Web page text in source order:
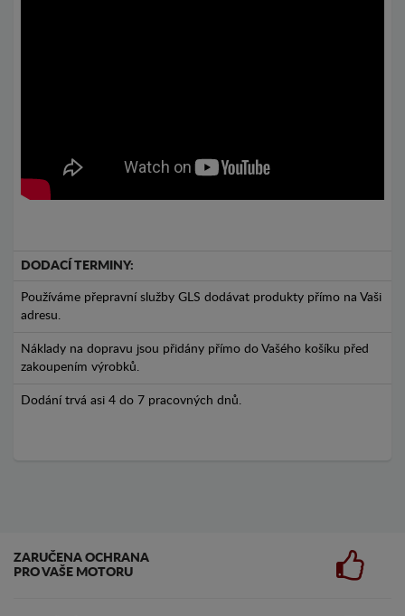
DODACÍ TERMINY:
Používáme přepravní služby GLS dodávat produkty přímo na Vaši
adresu.
Náklady na dopravu jsou přidány přímo do Vašého košíku před
zakoupením výrobků.
Dodání trvá asi 4 do 7 pracovných dnů.
ZARUČENA OCHRANA
PRO VAŠE MOTORU